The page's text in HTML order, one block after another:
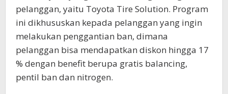
pelanggan, yaitu Toyota Tire Solution. Program
ini dikhususkan kepada pelanggan yang ingin
melakukan penggantian ban, dimana
pelanggan bisa mendapatkan diskon hingga 17
% dengan benefit berupa gratis balancing,
pentil ban dan nitrogen.